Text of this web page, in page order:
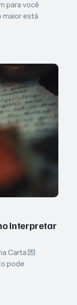
para você
maior está
Interpretar
Carta 💌
pode